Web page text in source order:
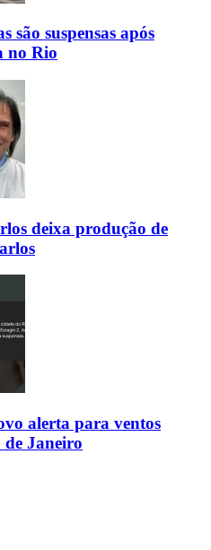
são suspensas após
no Rio
deixa produção de
alerta para ventos
Janeiro